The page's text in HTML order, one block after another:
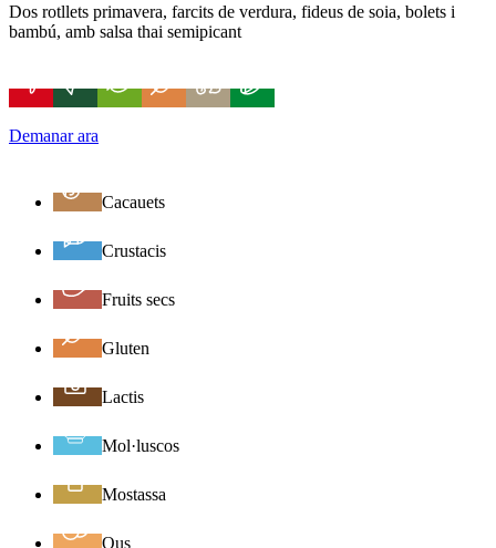
Dos rotllets primavera, farcits de verdura, fideus de soia, bolets i
bambú, amb salsa thai semipicant
Demanar ara
Cacauets
Crustacis
Fruits secs
Gluten
Lactis
Mol·luscos
Mostassa
Ous